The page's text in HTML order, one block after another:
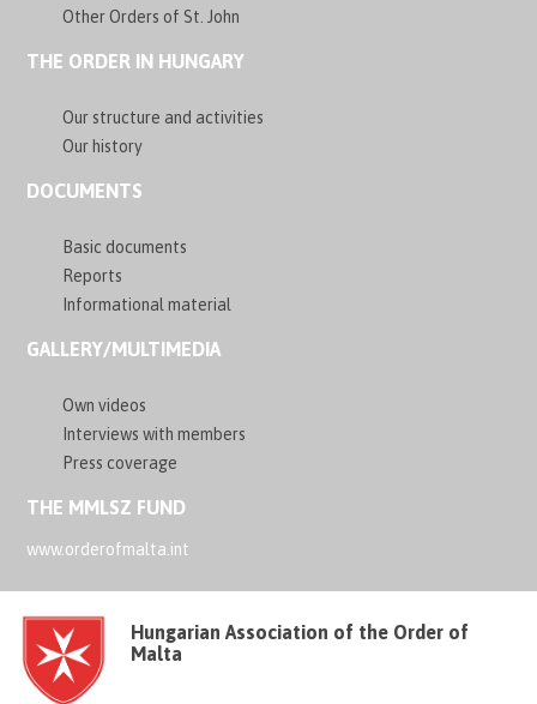
Other Orders of St. John
THE ORDER IN HUNGARY
Our structure and activities
Our history
DOCUMENTS
Basic documents
Reports
Informational material
GALLERY/MULTIMEDIA
Own videos
Interviews with members
Press coverage
THE MMLSZ FUND
www.orderofmalta.int
Hungarian Association of the Order of
Malta